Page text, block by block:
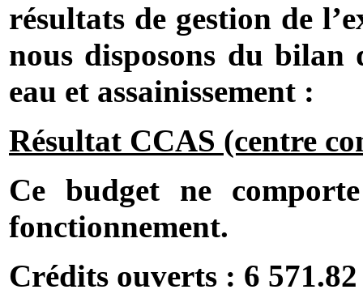
résultats de gestion de
nous disposons du bilan
eau et assainissement :
Résultat CCAS (centre
Ce budget ne
fonctionnement.
Crédits ouverts : 6 571.82